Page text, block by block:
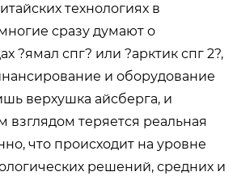
технологиях в
сразу думают о
?ямал спг? или ?арктик спг 2?,
и оборудование
верхушка айсберга, и
взглядом теряется реальная
что происходит на уровне
решений, средних и